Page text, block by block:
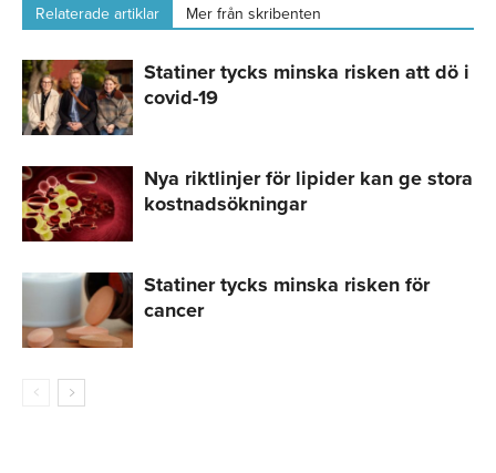
Relaterade artiklar Mer från skribenten
Statiner tycks minska risken att dö i
covid-19
Nya riktlinjer för lipider kan ge stora
kostnadsökningar
Statiner tycks minska risken för
cancer